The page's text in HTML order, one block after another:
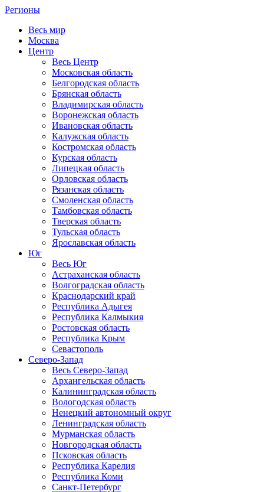
Регионы
Весь мир
Москва
Центр
Весь Центр
Московская область
Белгородская область
Брянская область
Владимирская область
Воронежская область
Ивановская область
Калужская область
Костромская область
Курская область
Липецкая область
Орловская область
Рязанская область
Смоленская область
Тамбовская область
Тверская область
Тульская область
Ярославская область
Юг
Весь Юг
Астраханская область
Волгоградская область
Краснодарский край
Республика Адыгея
Республика Калмыкия
Ростовская область
Республика Крым
Севастополь
Северо-Запад
Весь Северо-Запад
Архангельская область
Калининградская область
Вологодская область
Ненецкий автономный округ
Ленинградская область
Мурманская область
Новгородская область
Псковская область
Республика Карелия
Республика Коми
Санкт-Петербург